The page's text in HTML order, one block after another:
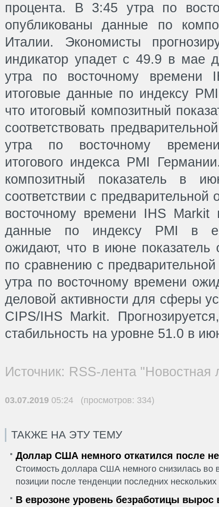
процента. В 3:45 утра по
опубликованы данные по
Италии. Экономисты
индикатор упадет с 49.9 в
утра по восточному времени
итоговые данные по индексу
что итоговый композитный
соответствовать
утра по восточному
итогового индекса PMI
композитный показатель в
соответствии с
восточному времени IHS Markit
данные по индексу PMI в
ожидают, что в июне показатель
по сравнению с
утра по восточному времени
деловой активности для сферы
CIPS/IHS Markit.
стабильность на уровне 51.0 в
Источник: RSS-лента "Новостная
03.07.2019 05:24 (просмотров: 334)
ТАКЖЕ НА ЭТУ ТЕМУ
Доллар США немного откатился после
Стоимость доллара США немного снизилась во
позиции после тенденции последних
В еврозоне уровень безработицы вырос